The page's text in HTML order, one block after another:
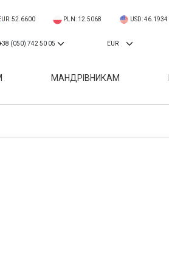
52.6600 PLN: 12.5068 USD: 46.1934
МАНДРІВНИКАМ